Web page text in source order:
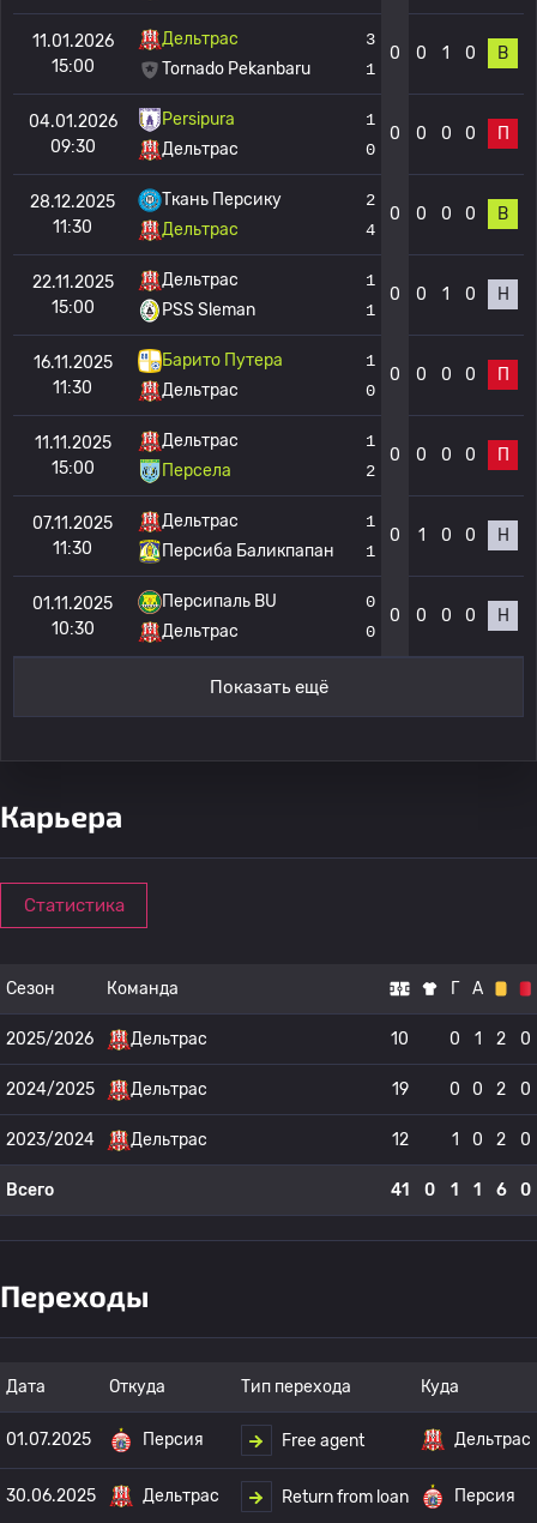
11.01.2026
15:00
Дельтрас
Tornado Pekanbaru
3
1
0 0 1 0 В
04.01.2026
09:30
Persipura
Дельтрас
1
0
0 0 0 0 П
28.12.2025
11:30
Ткань Персику
Дельтрас
2
4
0 0 0 0 В
22.11.2025
15:00
Дельтрас
PSS Sleman
1
1
0 0 1 0 Н
16.11.2025
11:30
Барито Путера
Дельтрас
1
0
0 0 0 0 П
11.11.2025
15:00
Дельтрас
Персела
1
2
0 0 0 0 П
07.11.2025
11:30
Дельтрас
Персиба Баликпапан
1
1
0 1 0 0 Н
01.11.2025
10:30
Персипаль BU
Дельтрас
0
0
0 0 0 0 Н
Показать ещё
Карьера
Статистика
Сезон Команда Г А
2025/2026 Дельтрас 10 0 1 2 0
2024/2025 Дельтрас 19 0 0 2 0
2023/2024 Дельтрас 12 1 0 2 0
Всего 41 0 1 1 6 0
Переходы
Дата Откуда Тип перехода Куда
01.07.2025 Персия Free agent Дельтрас
30.06.2025 Дельтрас Return from loan Персия